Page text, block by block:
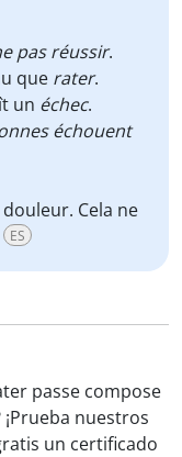
pas réussir.
que rater.
un échec.
échouent
Cela ne
ES
passe compose
nuestros
un certificado